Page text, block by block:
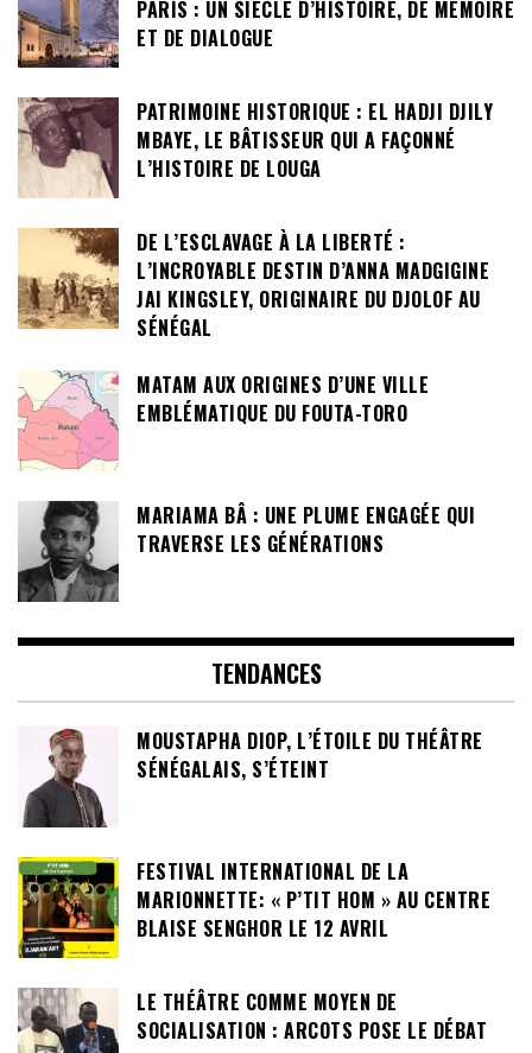
PARIS : UN SIÈCLE D’HISTOIRE, DE MÉMOIRE
ET DE DIALOGUE
PATRIMOINE HISTORIQUE : EL HADJI DJILY
MBAYE, LE BÂTISSEUR QUI A FAÇONNÉ
L’HISTOIRE DE LOUGA
DE L’ESCLAVAGE À LA LIBERTÉ :
L’INCROYABLE DESTIN D’ANNA MADGIGINE
JAI KINGSLEY, ORIGINAIRE DU DJOLOF AU
SÉNÉGAL
MATAM AUX ORIGINES D’UNE VILLE
EMBLÉMATIQUE DU FOUTA-TORO
MARIAMA BÂ : UNE PLUME ENGAGÉE QUI
TRAVERSE LES GÉNÉRATIONS
TENDANCES
MOUSTAPHA DIOP, L’ÉTOILE DU THÉÂTRE
SÉNÉGALAIS, S’ÉTEINT
FESTIVAL INTERNATIONAL DE LA
MARIONNETTE: « P’TIT HOM » AU CENTRE
BLAISE SENGHOR LE 12 AVRIL
LE THÉÂTRE COMME MOYEN DE
SOCIALISATION : ARCOTS POSE LE DÉBAT